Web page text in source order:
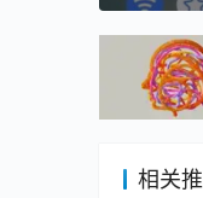
相关